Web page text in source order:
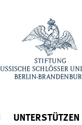
UNTERSTÜTZEN